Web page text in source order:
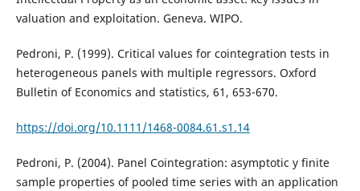
valuation and exploitation. Geneva. WIPO.
Pedroni, P. (1999). Critical values for cointegration tests in
heterogeneous panels with multiple regressors. Oxford
Bulletin of Economics and statistics, 61, 653-670.
https://doi.org/10.1111/1468-0084.61.s1.14
Pedroni, P. (2004). Panel Cointegration: asymptotic y finite
sample properties of pooled time series with an application